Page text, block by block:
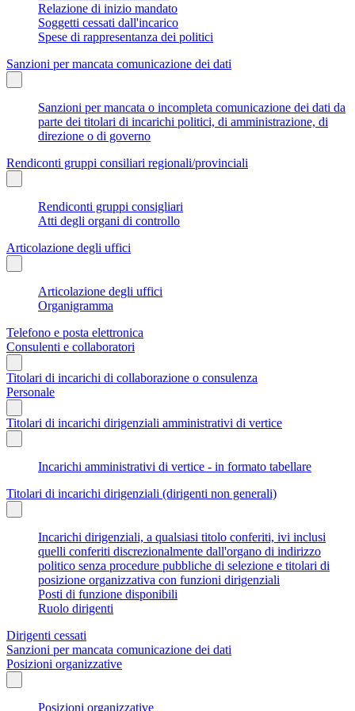
Relazione di inizio mandato
Soggetti cessati dall'incarico
Spese di rappresentanza dei politici
Sanzioni per mancata comunicazione dei dati
Sanzioni per mancata o incompleta comunicazione dei dati da
parte dei titolari di incarichi politici, di amministrazione, di
direzione o di governo
Rendiconti gruppi consiliari regionali/provinciali
Rendiconti gruppi consigliari
Atti degli organi di controllo
Articolazione degli uffici
Articolazione degli uffici
Organigramma
Telefono e posta elettronica
Consulenti e collaboratori
Titolari di incarichi di collaborazione o consulenza
Personale
Titolari di incarichi dirigenziali amministrativi di vertice
Incarichi amministrativi di vertice - in formato tabellare
Titolari di incarichi dirigenziali (dirigenti non generali)
Incarichi dirigenziali, a qualsiasi titolo conferiti, ivi inclusi
quelli conferiti discrezionalmente dall'organo di indirizzo
politico senza procedure pubbliche di selezione e titolari di
posizione organizzativa con funzioni dirigenziali
Posti di funzione disponibili
Ruolo dirigenti
Dirigenti cessati
Sanzioni per mancata comunicazione dei dati
Posizioni organizzative
Posizioni organizzative